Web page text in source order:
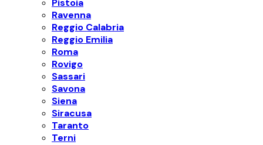
Pistoia
Ravenna
Reggio Calabria
Reggio Emilia
Roma
Rovigo
Sassari
Savona
Siena
Siracusa
Taranto
Terni